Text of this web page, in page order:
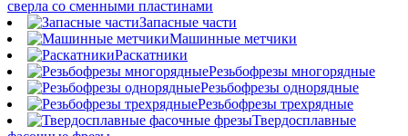
сверла со сменными пластинами
Запасные части
Машинные метчики
Раскатники
Резьбофрезы многорядные
Резьбофрезы однорядные
Резьбофрезы трехрядные
Твердосплавные